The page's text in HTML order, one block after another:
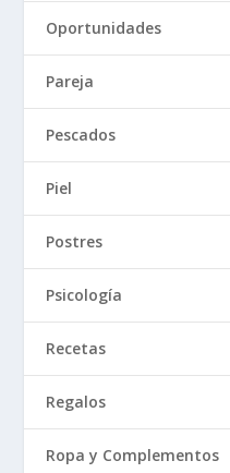
Oportunidades
Pareja
Pescados
Piel
Postres
Psicología
Recetas
Regalos
Ropa y Complementos